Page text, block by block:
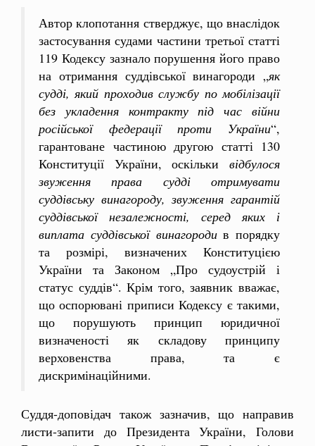
Автор клопотання стверджує, що внаслідок
застосування судами частини третьої статті
119 Кодексу зазнало порушення його право
на отримання суддівської винагороди „як
судді, який проходив службу по мобілізації
без укладення контракту під час війни
російської федерації проти України“,
гарантоване частиною другою статті 130
Конституції України, оскільки відбулося
звуження права судді отримувати
суддівську винагороду, звуження гарантій
суддівської незалежності, серед яких і
виплата суддівської винагородив порядку
та розмірі, визначених Конституцією
України та Законом „Про судоустрій і
статус суддів“. Крім того, заявник вважає,
що оспорювані приписи Кодексу є такими,
що порушують принцип юридичної
визначеності як складову принципу
верховенства права, та є
дискримінаційними.
Суддя-доповідач також зазначив, що направив
листи-запити до Президента України, Голови